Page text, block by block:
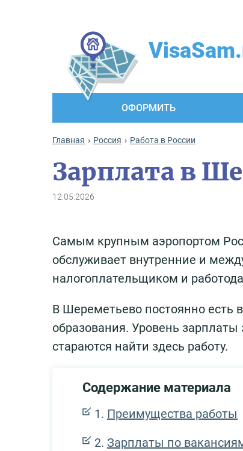
ОФОРМИТЬ
Главная Россия Работа в России
Зарплата в
12.05.2026
Самым крупным аэропортом
обслуживает внутренние и
налогоплательщиком и
В Шереметьево постоянно есть
образования. Уровень
стараются найти здесь работу.
Содержание материала
Преимущества работы
Зарплаты по